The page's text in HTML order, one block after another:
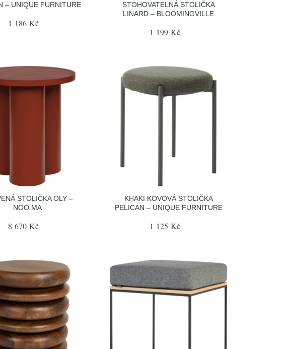
– UNIQUE FURNITURE
1 186 Kč
STOHOVATELNÁ STOLIČKA
LINARD – BLOOMINGVILLE
1 199 Kč
STOLIČKA OLY –
NOO.MA
8 670 Kč
KHAKI KOVOVÁ STOLIČKA
PELICAN – UNIQUE FURNITURE
1 125 Kč